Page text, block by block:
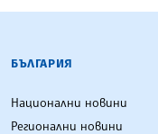
БЪЛГАРСКА
БЪЛГАРИЯ
Национални новини
Регионални новини